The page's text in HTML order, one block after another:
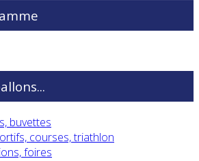
buvettes
courses, triathlon
foires